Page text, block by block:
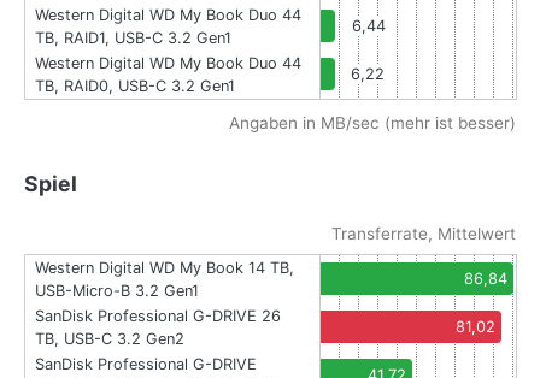
Western Digital WD My Book Duo 44
TB, RAID1, USB-C 3.2 Gen1
6,44
Western Digital WD My Book Duo 44
TB, RAID0, USB-C 3.2 Gen1
6,22
Angaben in MB/sec (mehr ist besser)
Spiel
Transferrate, Mittelwert
Western Digital WD My Book 14 TB,
USB-Micro-B 3.2 Gen1
86,84
SanDisk Professional G-DRIVE 26
TB, USB-C 3.2 Gen2
81,02
SanDisk Professional G-DRIVE